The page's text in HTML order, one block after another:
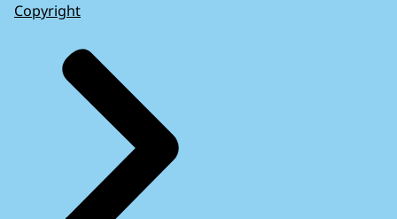
Copyright